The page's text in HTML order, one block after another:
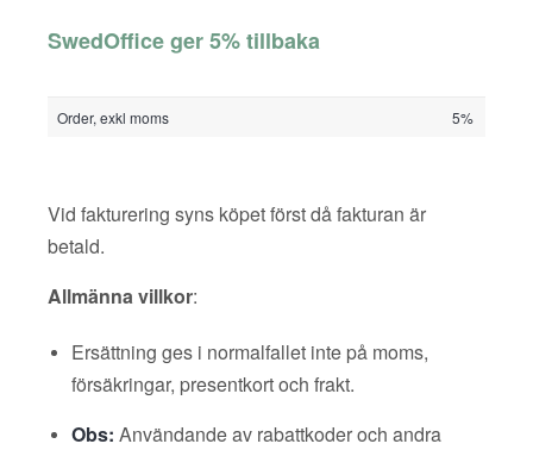
SwedOffice ger 5% tillbaka
Order, exkl moms 5%
Vid fakturering syns köpet först då fakturan är
betald.
Allmänna villkor:
Ersättning ges i normalfallet inte på moms,
försäkringar, presentkort och frakt.
Obs: Användande av rabattkoder och andra